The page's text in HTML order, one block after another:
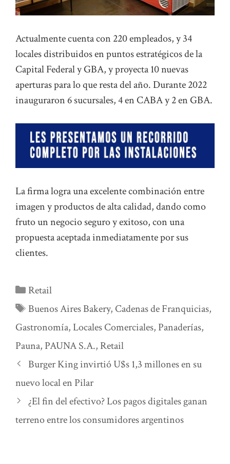
Actualmente cuenta con 220 empleados, y 34
locales distribuidos en puntos estratégicos de la
Capital Federal y GBA, y proyecta 10 nuevas
aperturas para lo que resta del año. Durante 2022
inauguraron 6 sucursales, 4 en CABA y 2 en GBA.
La firma logra una excelente combinación entre
imagen y productos de alta calidad, dando como
fruto un negocio seguro y exitoso, con una
propuesta aceptada inmediatamente por sus
clientes.
Categorías
Retail
Etiquetas
Buenos Aires Bakery, Cadenas de Franquicias,
Gastronomía,Locales Comerciales, Panaderías,
Pauna, PAUNA S.A., Retail
Burger King invirtió U$s 1,3 millones en su
nuevo local en Pilar
¿El fin del efectivo? Los pagos digitales ganan
terreno entre los consumidores argentinos